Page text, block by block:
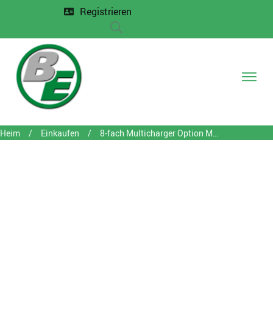
Registrieren
Heim / Einkaufen / 8-fach Multicharger Option Markierung Ladeschale